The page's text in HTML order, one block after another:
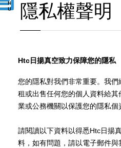
隱私權聲明
Htc日揚真空致力保障您的隱私
您的隱私對我們非常重要。我們
租或出售任何您的個人資料給
業或公務機關以保護您的隱私個
請閱讀以下資料以得悉Htc日揚
料，如有問題，請以電子郵件與